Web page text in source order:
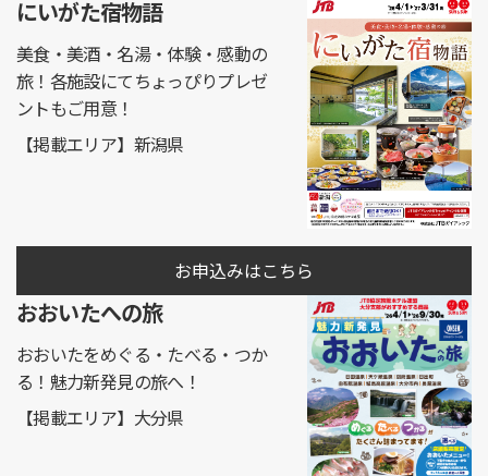
にいがた宿物語
美食・美酒・名湯・体験・感動の
旅！各施設にてちょっぴりプレゼ
ントもご用意！
【掲載エリア】新潟県
お申込みはこちら
おおいたへの旅
おおいたをめぐる・たべる・つか
る ！魅力新発見の旅へ！
【掲載エリア】大分県